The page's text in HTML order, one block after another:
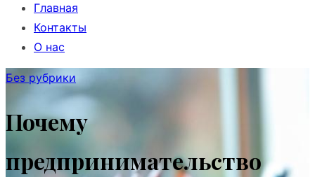
Главная
Контакты
О нас
Без рубрики
Почему
предпринимательство